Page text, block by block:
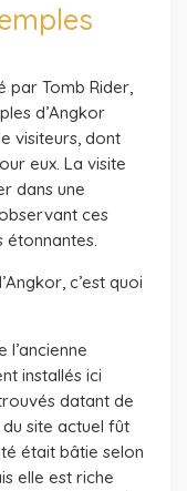
par Tomb Rider,
d’Angkor
visiteurs, dont
eux. La visite
dans une
ces
étonnantes.
c’est quoi
installés ici
datant de
site actuel fût
était bâtie selon
elle est riche